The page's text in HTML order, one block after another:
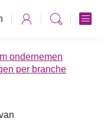
ondernemen
per branche